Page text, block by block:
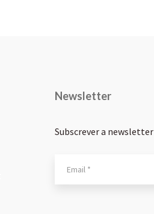
Newsletter
Subscrever a newsletter